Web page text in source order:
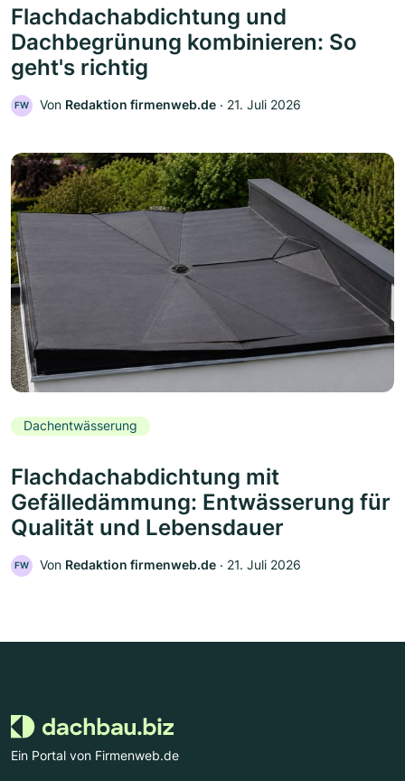
Flachdachabdichtung und
Dachbegrünung kombinieren: So
geht's richtig
FW Von Redaktion firmenweb.de ‧ 21. Juli 2026
Dachentwässerung
Flachdachabdichtung mit
Gefälledämmung: Entwässerung für
Qualität und Lebensdauer
FW Von Redaktion firmenweb.de ‧ 21. Juli 2026
Ein Portal von Firmenweb.de